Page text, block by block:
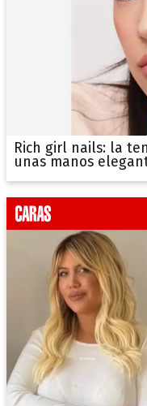
Rich girl nails: la
unas manos